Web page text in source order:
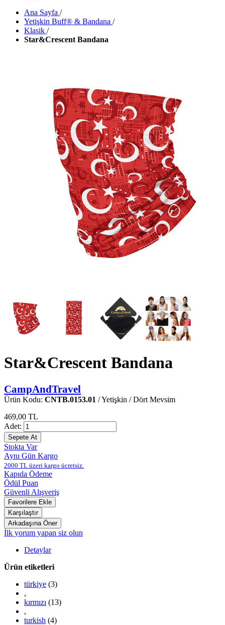
Ana Sayfa /
Yetişkin Buff® & Bandana /
Klasik /
Star&Crescent Bandana
Star&Crescent Bandana
CampAndTravel
Ürün Kodu: CNTB.0153.01 / Yetişkin / Dört Mevsim
469,00 TL
Adet:
Stokta Var
Aynı Gün Kargo
2000 TL üzeri kargo ücretsiz.
Kapıda Ödeme
Ödül Puan
Güvenli Alışveriş
İlk yorum yapan siz olun
Detaylar
Ürün etiketleri
türkiye (3)
,
kırmızı (13)
,
turkish (4)